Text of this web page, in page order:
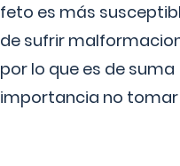
feto es más
de sufrir
por lo que es de suma
importancia no tomar